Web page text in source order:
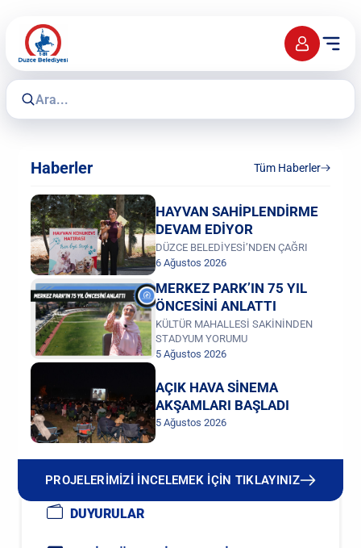
Haberler Tüm Haberler
HAYVAN SAHİPLENDİRME
DEVAM EDİYOR
DÜZCE BELEDİYESİ’NDEN ÇAĞRI
6 Ağustos 2026
MERKEZ PARK’IN 75 YIL
ÖNCESİNİ ANLATTI
KÜLTÜR MAHALLESİ SAKİNİNDEN
STADYUM YORUMU
5 Ağustos 2026
AÇIK HAVA SİNEMA
AKŞAMLARI BAŞLADI
5 Ağustos 2026
PROJELERİMİZİ İNCELEMEK İÇİN TIKLAYINIZ
DUYURULAR